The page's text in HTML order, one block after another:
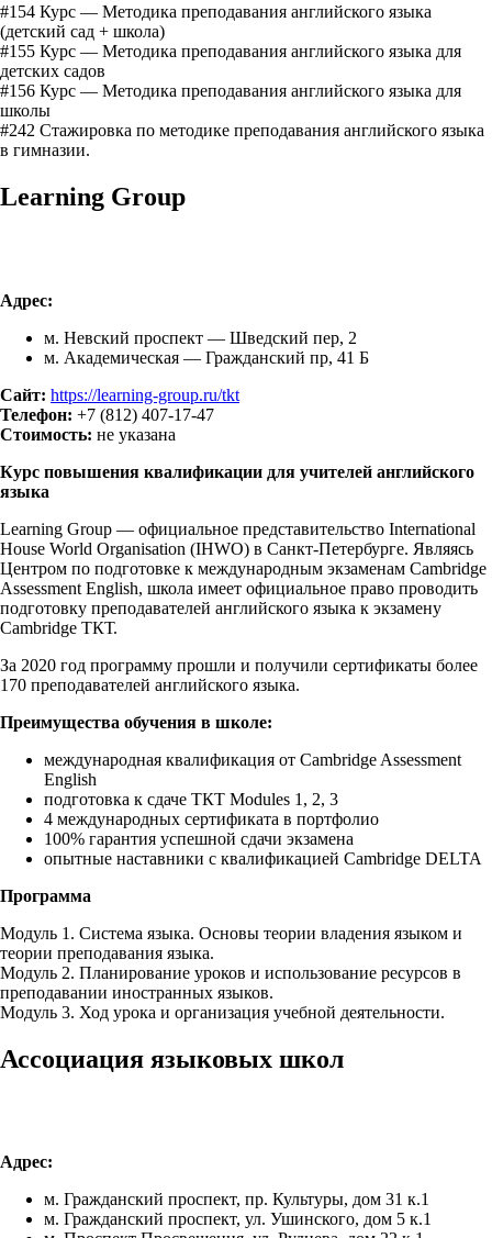
#154 Курс — Методика преподавания английского языка
(детский сад + школа)
#155 Курс — Методика преподавания английского языка для
детских садов
#156 Курс — Методика преподавания английского языка для
школы
#242 Стажировка по методике преподавания английского языка
в гимназии.
Learning Group
Адрес:
м. Невский проспект — Шведский пер, 2
м. Академическая — Гражданский пр, 41 Б
Сайт: https://learning-group.ru/tkt
Телефон: +7 (812) 407-17-47
Стоимость: не указана
Курс повышения квалификации для учителей английского
языка
Learning Group — официальное представительство International
House World Organisation (IHWO) в Санкт-Петербурге. Являясь
Центром по подготовке к международным экзаменам Cambridge
Assessment English, школа имеет официальное право проводить
подготовку преподавателей английского языка к экзамену
Cambridge ТКТ.
За 2020 год программу прошли и получили сертификаты более
170 преподавателей английского языка.
Преимущества обучения в школе:
международная квалификация от Cambridge Assessment
English
подготовка к сдаче ТКТ Modules 1, 2, 3
4 международных сертификата в портфолио
100% гарантия успешной сдачи экзамена
опытные наставники с квалификацией Cambridge DELTA
Программа
Модуль 1. Система языка. Основы теории владения языком и
теории преподавания языка.
Модуль 2. Планирование уроков и использование ресурсов в
преподавании иностранных языков.
Модуль 3. Ход урока и организация учебной деятельности.
Ассоциация языковых школ
Адрес:
м. Гражданский проспект, пр. Культуры, дом 31 к.1
м. Гражданский проспект, ул. Ушинского, дом 5 к.1